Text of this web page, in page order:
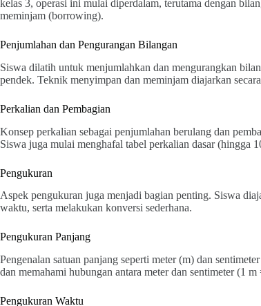
kelas 3, operasi ini mulai diperdalam, terutama dengan
meminjam (borrowing).
Penjumlahan dan Pengurangan Bilangan
Siswa dilatih untuk menjumlahkan dan mengurangkan
pendek. Teknik menyimpan dan meminjam diajarkan
Perkalian dan Pembagian
Konsep perkalian sebagai penjumlahan berulang dan
Siswa juga mulai menghafal tabel perkalian dasar (hingga
Pengukuran
Aspek pengukuran juga menjadi bagian penting. Siswa
waktu, serta melakukan konversi sederhana.
Pengukuran Panjang
Pengenalan satuan panjang seperti meter (m) dan
dan memahami hubungan antara meter dan sentimeter (1 m
Pengukuran Waktu